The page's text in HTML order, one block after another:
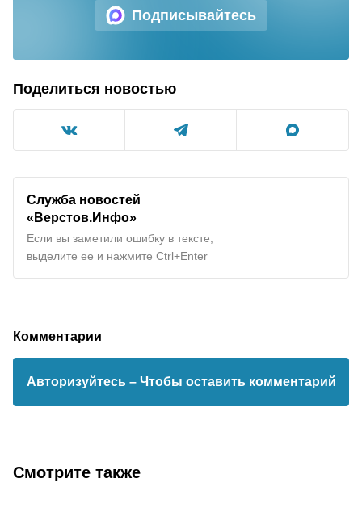
Подписывайтесь
Поделиться новостью
Служба новостей
«Верстов.Инфо»
Если вы заметили ошибку в тексте,
выделите ее и нажмите Ctrl+Enter
Комментарии
Авторизуйтесь – Чтобы оставить комментарий
Смотрите также